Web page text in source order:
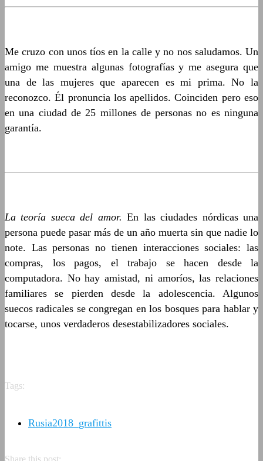
Me cruzo con unos tíos en la calle y no nos saludamos. Un
amigo me muestra algunas fotografías y me asegura que
una de las mujeres que aparecen es mi prima. No la
reconozco. Él pronuncia los apellidos. Coinciden pero eso
en una ciudad de 25 millones de personas no es ninguna
garantía.
La teoría sueca del amor.En las ciudades nórdicas una
persona puede pasar más de un año muerta sin que nadie lo
note. Las personas no tienen interacciones sociales: las
compras, los pagos, el trabajo se hacen desde la
computadora. No hay amistad, ni amoríos, las relaciones
familiares se pierden desde la adolescencia. Algunos
suecos radicales se congregan en los bosques para hablar y
tocarse, unos verdaderos desestabilizadores sociales.
Tags:
Rusia2018_grafittis
Share this post: